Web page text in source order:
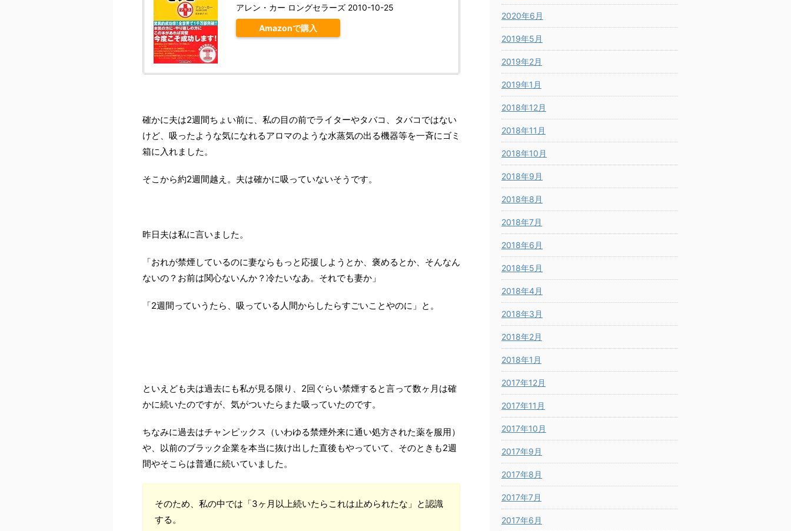
アレン・カー ロングセラーズ 2010-10-25
Amazonで購入
確かに夫は2週間ちょい前に、私の目の前でライターやタバコ、タバコではない
けど、吸ったような気になれるアロマのような水蒸気の出る機器等を一斉にゴミ
箱に入れました。
そこから約2週間越え。夫は確かに吸っていないそうです。
昨日夫は私に言いました。
「おれが禁煙しているのに妻ならもっと応援しようとか、褒めるとか、そんなん
ないの？お前は関心ないんか？冷たいなあ。それでも妻か」
「2週間っていうたら、吸っている人間からしたらすごいことやのに」と。
といえども夫は過去にも私が見る限り、2回ぐらい禁煙すると言って数ヶ月は確
かに続いたのですが、気がついたらまた吸っていたのです。
ちなみに過去はチャンピックス（いわゆる禁煙外来に通い処方された薬を服用）
や、以前のブラック企業を本当に抜け出した直後もやっていて、そのときも2週
間やそこらは普通に続いていました。
そのため、私の中では「3ヶ月以上続いたらこれは止められたな」と認識
する。
2020年6月
2019年5月
2019年2月
2019年1月
2018年12月
2018年11月
2018年10月
2018年9月
2018年8月
2018年7月
2018年6月
2018年5月
2018年4月
2018年3月
2018年2月
2018年1月
2017年12月
2017年11月
2017年10月
2017年9月
2017年8月
2017年7月
2017年6月